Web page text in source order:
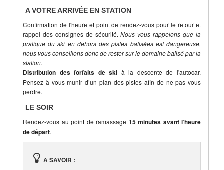
A VOTRE ARRIVÉE EN STATION
Confirmation de l'heure et point de rendez-vous pour le retour et
rappel des consignes de sécurité.Nous vous rappelons que la
pratique du ski en dehors des pistes balisées est dangereuse,
nous vous conseillons donc de rester sur le domaine balisé par la
station.
Distribution des forfaits de ski à la descente de l'autocar.
Pensez à vous munir d’un plan des pistes afin de ne pas vous
perdre.
LE SOIR
Rendez-vous au point de ramassage 15 minutes avant l’heure
de départ.
A SAVOIR :